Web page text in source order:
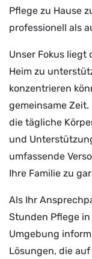
Pflege zu Hause
professionell als
Unser Fokus liegt
Heim zu
konzentrieren
gemeinsame
die tägliche
und
umfassende
Ihre Familie zu
Als Ihr
Stunden Pflege
Umgebung
Lösungen, die